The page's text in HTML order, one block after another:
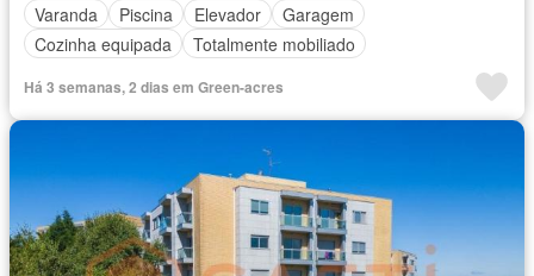
Varanda
Piscina Elevador
Garagem
Cozinha equipada
Totalmente mobiliado
Há 3 semanas, 2 dias em Green-acres